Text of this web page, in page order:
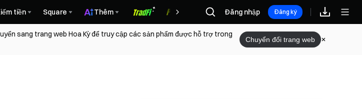
tiền Square Thêm Phần thưởng
Đăng nhập Đăng ký
sang trang web Hoa Kỳ để truy cập các sản phẩm được hỗ trợ trong
Chuyển đổi trang web